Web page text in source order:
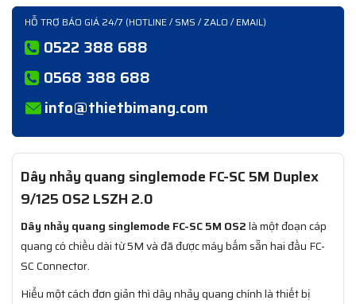
HỖ TRỢ BÁO GIÁ 24/7 (HOTLINE / SMS / ZALO / EMAIL)
0522 388 688
0568 388 688
info@thietbimang.com
Dây nhảy quang singlemode FC-SC 5M Duplex
9/125 OS2 LSZH 2.0
Dây nhảy quang singlemode FC-SC 5M OS2là một đoạn cáp
quang có chiều dài từ 5M và đã được máy bấm sẵn hai đầu FC-
SC Connector.
Hiểu một cách đơn giản thì dây nhảy quang chính là thiết bị